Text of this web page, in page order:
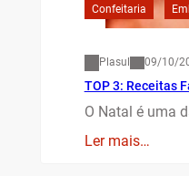
Confeitaria
Plasul 09/10/
TOP 3: Receitas
O Natal é uma
Ler mais…